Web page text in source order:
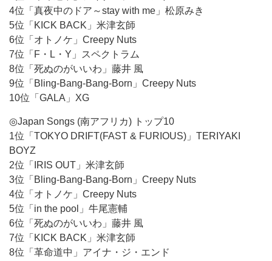
4位「真夜中のドア～stay with me」松原みき
5位「KICK BACK」米津玄師
6位「オトノケ」Creepy Nuts
7位「F・L・Y」スペクトラム
8位「死ぬのがいいわ」藤井 風
9位「Bling-Bang-Bang-Born」Creepy Nuts
10位「GALA」XG
◎Japan Songs (南アフリカ) トップ10
1位「TOKYO DRIFT(FAST & FURIOUS)」TERIYAKI
BOYZ
2位「IRIS OUT」米津玄師
3位「Bling-Bang-Bang-Born」Creepy Nuts
4位「オトノケ」Creepy Nuts
5位「in the pool」牛尾憲輔
6位「死ぬのがいいわ」藤井 風
7位「KICK BACK」米津玄師
8位「革命道中」アイナ・ジ・エンド